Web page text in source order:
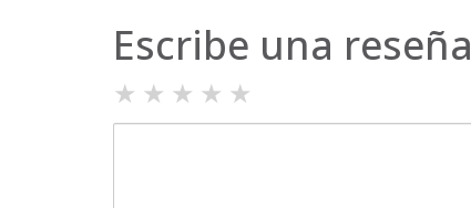
Escribe una reseña
★ ★ ★ ★ ★